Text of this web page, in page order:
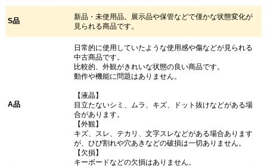
S品
新品・未使用品。展示品や保管などで僅かな状態変化が
見られる商品です。
A品
日常的に使用していたような使用感や傷などが見られる
中古商品です。
比較的、外観がきれいな状態の良い商品です。
動作や機能に問題はありません。
【液晶】
目立たないシミ、ムラ、キズ、ドット抜けなどがある場
合があります。
【外観】
キズ、スレ、テカリ、文字スレなどがある場合あります
が、ひび割れや穴あきなどの破損は一切ありません。
【欠損】
キーボードなどの欠損はありません。